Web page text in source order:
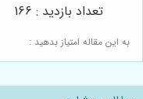
به این مقاله امتیاز بدهید :
تعداد بازدید : 166